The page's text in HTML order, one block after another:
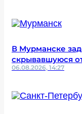
В Мурманске
скрывавшуюся
06.08.2026, 14:27